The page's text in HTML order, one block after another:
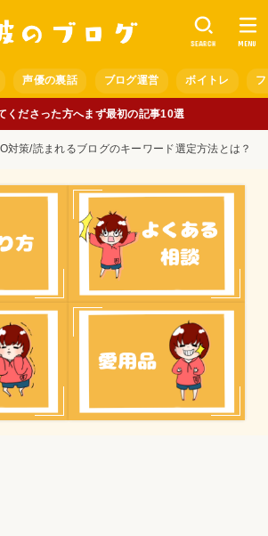
声優の裏話 ブログ運営 ボイトレ
SEARCH MENU
くださった方へまず最初の記事10選
対策 読まれるブログのキーワード選定方法とは？